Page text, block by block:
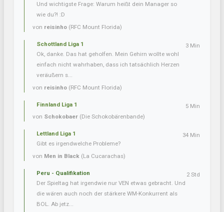
Und wichtigste Frage: Warum heißt dein Manager so
wie du?! :D
von reisinho (RFC Mount Florida)
Schottland Liga 1
Ok, danke. Das hat geholfen. Mein Gehirn wollte wohl
einfach nicht wahrhaben, dass ich tatsächlich Herzen
veräußern s...
von reisinho (RFC Mount Florida)
3 Min
Finnland Liga 1
von Schokobaer (Die Schokobärenbande)
5 Min
Lettland Liga 1
Gibt es irgendwelche Probleme?
von Men in Black (La Cucarachas)
34 Min
Peru - Qualifikation
Der Spieltag hat irgendwie nur VEN etwas gebracht. Und
die wären auch noch der stärkere WM-Konkurrent als
BOL. Ab jetz...
2 Std